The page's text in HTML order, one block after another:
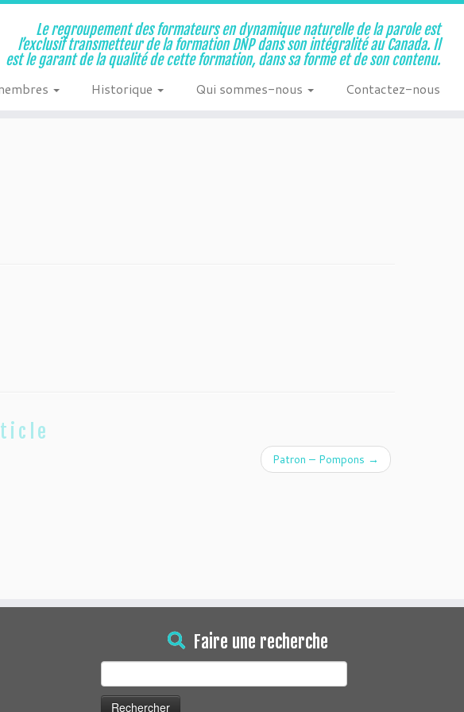
Le regroupement des formateurs en dynamique naturelle de la parole est
l’exclusif transmetteur de la formation DNP dans son intégralité au Canada. Il
est le garant de la qualité de cette formation, dans sa forme et de son contenu.
Historique Qui sommes-nous Contactez-nous
Patron – Pompons →
Faire une recherche